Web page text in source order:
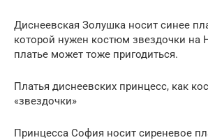
Диснеевская Золушка носит синее
которой нужен костюм звездочки на
платье может тоже пригодиться.
Платья диснеевских принцесс, как
«звездочки»
Принцесса София носит сиреневое